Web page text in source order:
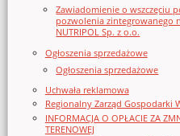
Zawiadomienie o wszczęciu
pozwolenia zintegrowanego
NUTRIPOL Sp. z o.o.
Ogłoszenia sprzedażowe
Ogłoszenia sprzedażowe
Uchwała reklamowa
Regionalny Zarząd Gospodarki
INFORMACJA O OPŁACIE ZA
TERENOWEJ